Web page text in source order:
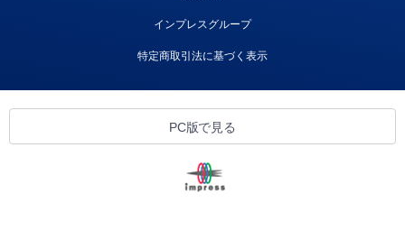
インプレスグループ
特定商取引法に基づく表示
PC版で見る